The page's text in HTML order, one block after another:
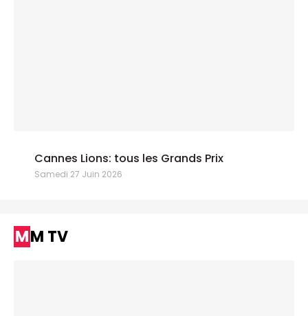
Cannes Lions: tous les Grands Prix
Samedi 27 Juin 2026
MM TV